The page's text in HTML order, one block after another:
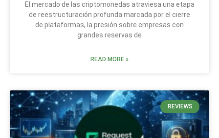
El mercado de las criptomonedas atraviesa una etapa
de reestructuración profunda marcada por el cierre
de plataformas, la presión sobre empresas con
grandes reservas de
READ MORE »
REVIEWS